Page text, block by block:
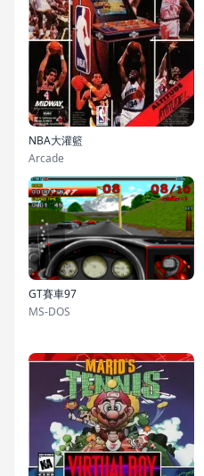
NBA大灌籃
Arcade
GT賽車97
MS-DOS